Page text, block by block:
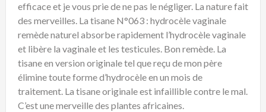
efficace et je vous prie de ne pas le négliger. La nature fait
des merveilles. La tisane N°063 : hydrocèle vaginale
remède naturel absorbe rapidement l’hydrocèle vaginale
et libère la vaginale et les testicules. Bon remède. La
tisane en version originale tel que reçu de mon père
élimine toute forme d’hydrocèle en un mois de
traitement. La tisane originale est infaillible contre le mal.
C’est une merveille des plantes africaines.